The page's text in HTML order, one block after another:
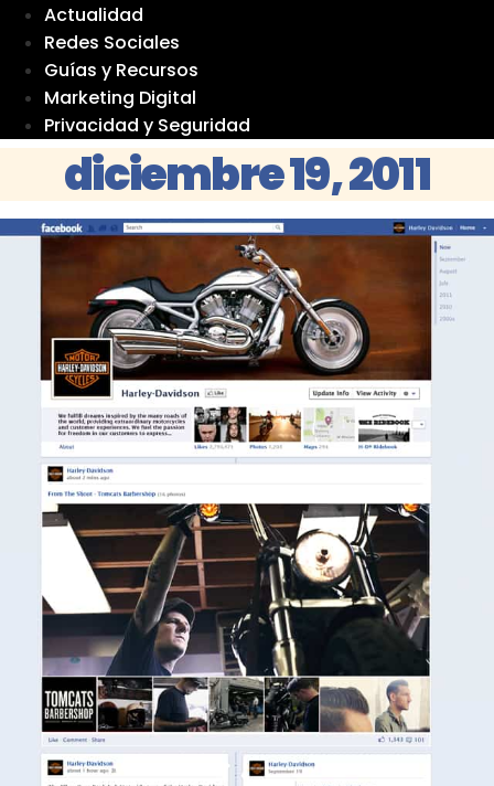
Actualidad
Redes Sociales
Guías y Recursos
Marketing Digital
Privacidad y Seguridad
diciembre 19, 2011